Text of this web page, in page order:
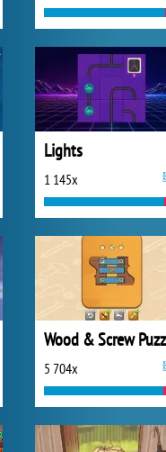
Lights
1 145x
Wood & Screw
5 704x